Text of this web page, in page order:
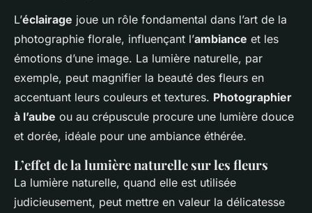
L’éclairage joue un rôle fondamental dans l’art de la
photographie florale, influençant l’ambiance et les
émotions d’une image. La lumière naturelle, par
exemple, peut magnifier la beauté des fleurs en
accentuant leurs couleurs et textures. Photographier
à l’aube ou au crépuscule procure une lumière douce
et dorée, idéale pour une ambiance éthérée.
L’effet de la lumière naturelle sur les fleurs
La lumière naturelle, quand elle est utilisée
judicieusement, peut mettre en valeur la délicatesse